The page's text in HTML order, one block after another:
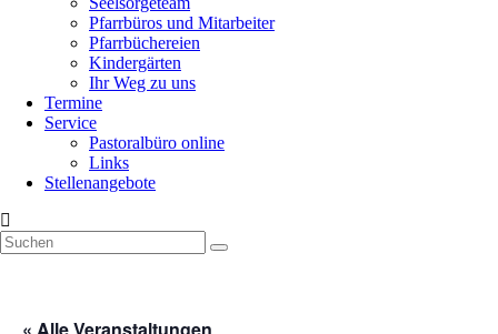
Pfarrbüros und Mitarbeiter
Pfarrbüchereien
Kindergärten
Ihr Weg zu uns
Termine
Service
Pastoralbüro online
Links
Stellenangebote